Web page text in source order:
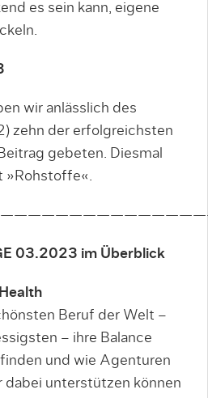
es sein kann, eigene
wir anlässlich des
zehn der erfolgreichsten
gebeten. Diesmal
»Rohstoffe«.
03.2023 im Überblick
Beruf der Welt –
– ihre Balance
und wie Agenturen
dabei unterstützen können